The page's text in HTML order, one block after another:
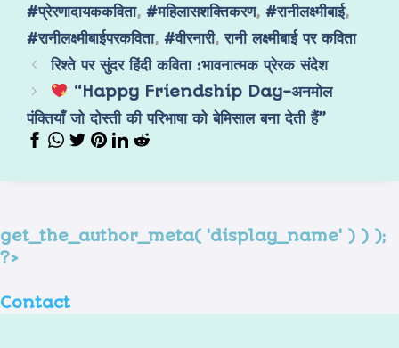
#प्रेरणादायककविता, #महिलासशक्तिकरण, #रानीलक्ष्मीबाई,
#रानीलक्ष्मीबाईपरकविता, #वीरनारी,रानी लक्ष्मीबाई पर कविता
रिश्ते पर सुंदर हिंदी कविता :भावनात्मक प्रेरक संदेश
“Happy Friendship Day-अनमोल
पंक्तियाँ जो दोस्ती की परिभाषा को बेमिसाल बना देती हैं”
get_the_author_meta( 'display_name' ) ) );
?>
Contact